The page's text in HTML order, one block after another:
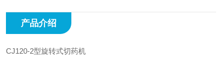
产品介绍
CJ120-2型旋转式切药机